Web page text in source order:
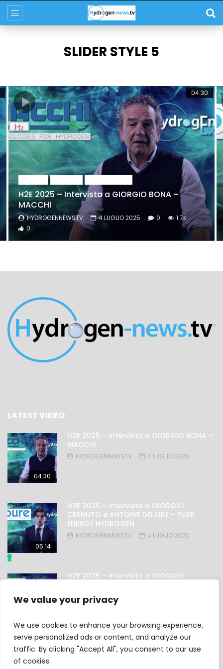
We value your privacy
We use cookies to enhance your browsing experience,
serve personalized ads or content, and analyze our
traffic. By clicking "Accept All", you consent to our use
of cookies.
SLIDER STYLE 5
04:30
H2E 2025 – Intervista a GIORGIO BONA –
MACCHI
HYDROGENNEWSTV 4 LUGLIO 2025 0
1.7K
0
LATEST VIDEO
04:30
H2E 2025 – Intervista a GIORGIO BONA –
MACCHI
HYDROGENNEWSTV 4 LUGLIO 2025
05:14
H2E 2025 – Intervista a GIORGIO
CERNUTO e ANTOINE DELAIRE – PURE
ENERGY HYDROGEN
HYDROGENNEWSTV 4 LUGLIO 2025
H2E 2025 – Intervista a GIORGIO
HYDROGENNEWSTV